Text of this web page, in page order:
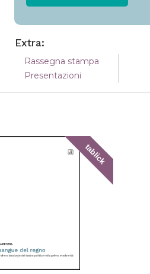
Extra:
Rassegna stampa
Presentazioni
tablick